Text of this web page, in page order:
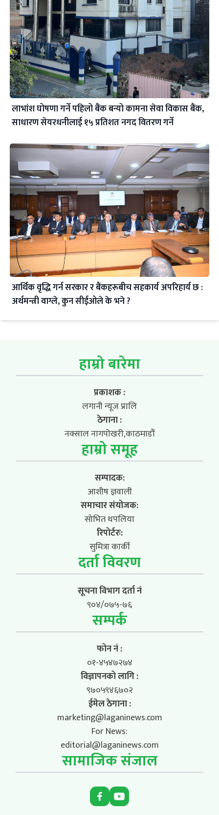
लाभांश घोषणा गर्ने पहिलो बैंक बन्यो कामना सेवा विकास बैंक,
साधारण सेयरधनीलाई १५ प्रतिशत नगद वितरण गर्ने
आर्थिक वृद्धि गर्न सरकार र बैंकहरूबीच सहकार्य अपरिहार्य छ :
अर्थमन्त्री वाग्ले, कुन सीईओले के भने ?
हाम्रो बारेमा
प्रकाशक :
लगानी न्यूज प्रालि
ठेगाना :
नक्साल नागपोखरी,काठमाडौं
हाम्रो समूह
सम्पादक:
आशीष ज्ञवाली
समाचार संयोजक:
सोभित थपलिया
रिपोर्टरः:
सुमित्रा कार्की
दर्ता विवरण
सूचना विभाग दर्ता नं
९०४/०७५-७६
सम्पर्क
फोन नं :
०१-४५४७२७४
विज्ञापनको लागि :
९७०५९४६७०२
ईमेल ठेगाना :
marketing@laganinews.com
For News:
editorial@laganinews.com
सामाजिक संजाल